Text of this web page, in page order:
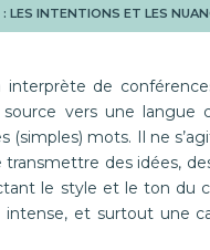
LES INTENTIONS ET LES
interprète de
vers une langue
(simples) mots. Il ne
transmettre des idées,
le style et le ton du
et surtout une